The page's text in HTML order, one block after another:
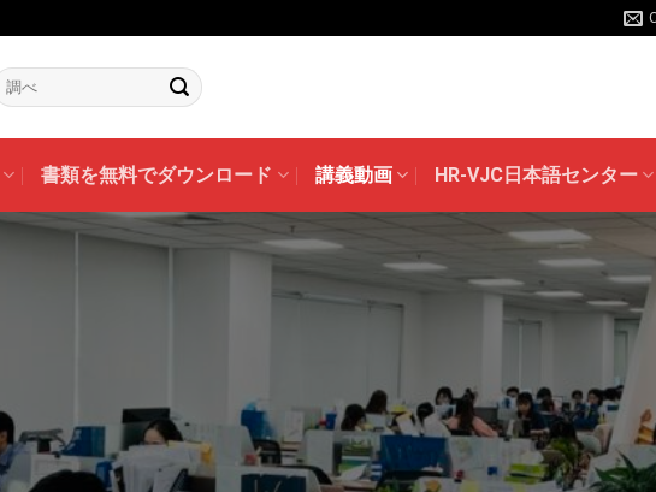
書類を無料でダウンロード 講義動画 HR-VJC日本語センター